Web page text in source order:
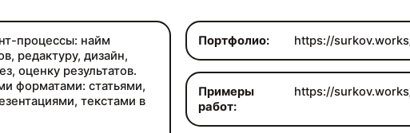
процессы: найм
редактуру, дизайн,
оценку результатов.
форматами: статьями,
текстами в
Портфолио: https://
Примеры
работ:
https://